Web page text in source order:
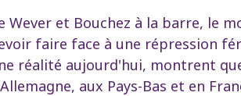
Wever et Bouchez à la barre, le
faire face à une répression
réalité aujourd'hui, montrent
aux Pays-Bas et en